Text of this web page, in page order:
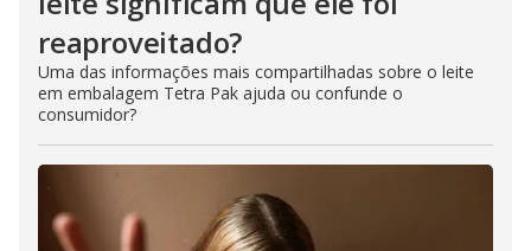
reaproveitado?
Uma das informações mais compartilhadas sobre o leite
em embalagem Tetra Pak ajuda ou confunde o
consumidor?